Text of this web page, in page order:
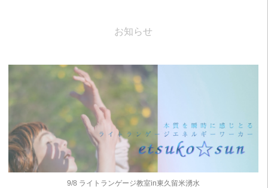
お知らせ
9/8 ライトランゲージ教室in東久留米湧水